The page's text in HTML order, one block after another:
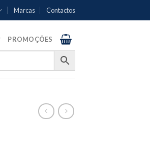
Marcas Contactos
PROMOÇÕES